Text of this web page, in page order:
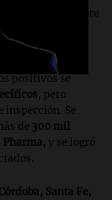
sobre
confirmaron
positivos se
, pero
inspección. Se
de 300 mil
Pharma, y se logró
Santa Fe,